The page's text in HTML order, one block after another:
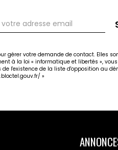
votre demande de contact. Elles
à la loi « informatique et libertés »,
l'existence de la liste d'opposition au
»